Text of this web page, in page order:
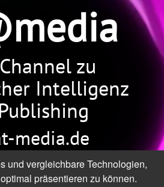
zu
Intelligenz
media.de
und vergleichbare Technologien,
präsentieren zu können.